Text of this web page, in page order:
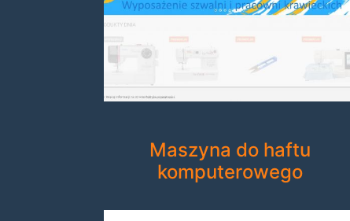
Maszyna do haftu
komputerowego